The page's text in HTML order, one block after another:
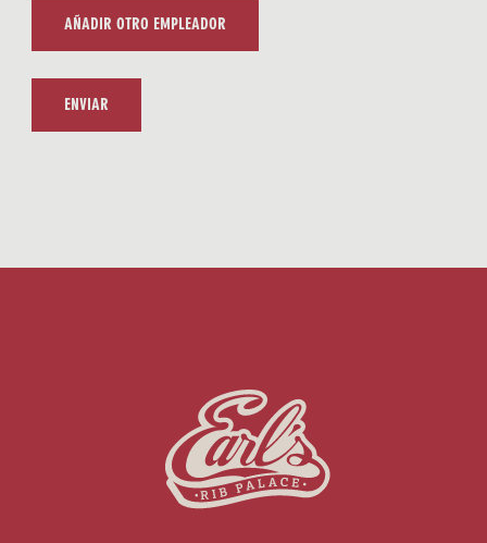
AÑADIR OTRO EMPLEADOR